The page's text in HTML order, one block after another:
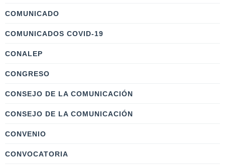
COMUNICADO
COMUNICADOS COVID-19
CONALEP
CONGRESO
CONSEJO DE LA COMUNICACIÓN
CONSEJO DE LA COMUNICACIÓN
CONVENIO
CONVOCATORIA